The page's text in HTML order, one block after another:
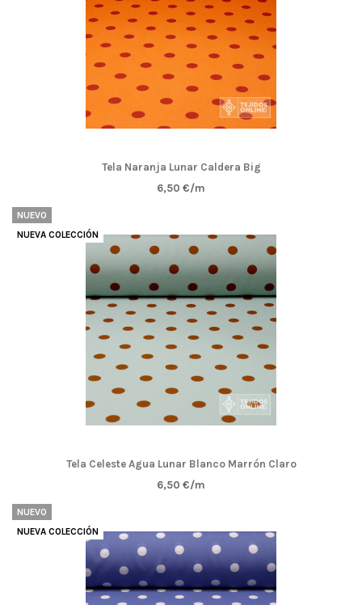
Tela Naranja Lunar Caldera Big
6,50 €/m
NUEVO
NUEVA COLECCIÓN
Tela Celeste Agua Lunar Blanco Marrón Claro
6,50 €/m
NUEVO
NUEVA COLECCIÓN